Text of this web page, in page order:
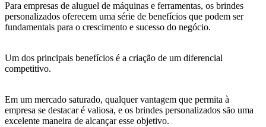
Para empresas de aluguel de máquinas e ferramentas, os brindes
personalizados oferecem uma série de benefícios que podem ser
fundamentais para o crescimento e sucesso do negócio.
Um dos principais benefícios é a criação de um diferencial
competitivo.
Em um mercado saturado, qualquer vantagem que permita à
empresa se destacar é valiosa, e os brindes personalizados são uma
excelente maneira de alcançar esse objetivo.